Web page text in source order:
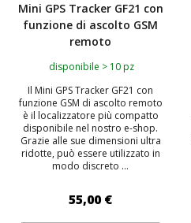
Mini GPS Tracker GF21 con
funzione di ascolto GSM
remoto
disponibile > 10 pz
Il Mini GPS Tracker GF21 con
funzione GSM di ascolto remoto
è il localizzatore più compatto
disponibile nel nostro e-shop.
Grazie alle sue dimensioni ultra
ridotte, può essere utilizzato in
modo discreto ...
55,00 €